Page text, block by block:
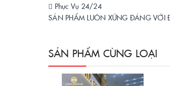
 Phục Vụ 24/24
SẢN PHẨM LUÔN XỨNG ĐÁNG VỚI
SẢN PHẨM CÙNG LOẠI